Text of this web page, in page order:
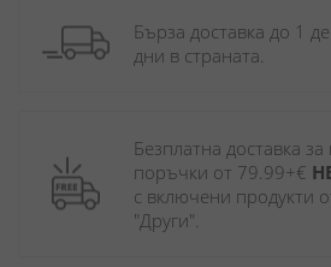
Бърза доставка до 1
дни в страната.
Безплатна доставка
поръчки от 79.99+€
с включени продукти
"Други".